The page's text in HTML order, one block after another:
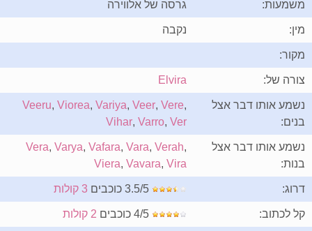
משמעות: גרסה של אלווירה
מין: נקבה
מקור:
צורה של: Elvira
נשמע אותו דבר אצל
בנים:
Veeru ,Viorea ,Variya ,Veer ,Vere
Vihar ,Varro ,Ver
נשמע אותו דבר אצל
בנות:
Vera ,Varya ,Vafara ,Vara ,Verah
Viera ,Vavara ,Vira
דרוג: 3.5/5 כוכבים 3 קולות
קל לכתוב: 4/5 כוכבים 2 קולות